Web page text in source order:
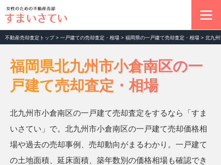
不動産売却の基本
マンション売却査定
土地売却査定
一戸建て売却査定
不動産売却査定トップ > 一戸建ての売却査定・相場 > 福岡県の一戸建て売却査定・相場 > 北九州
福岡県北九州市小倉南区の一
戸建て売却査定・相場
北九州市小倉南区の一戸建て売却査定をするなら「すま
いさてい」で。北九州市小倉南区の一戸建て売却価格相
場や過去の売却事例、売却動向がまるわかり。一戸建て
の土地面積、延床面積、築年数別の価格相場も確認でき